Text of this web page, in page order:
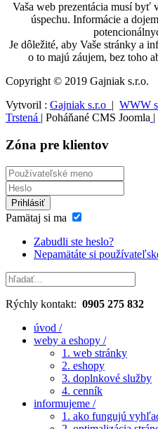
Vaša web prezentácia musí byť
úspechu. Informácie a
Je dôležité, aby Vaše stránky a
o to majú záujem, bez toho
Copyright © 2019 Gajniak s.r.o.
Vytvoril : Gajniak s.r.o | WWW
Trstená | Poháňané CMS Joomla
Zóna pre klientov
Prihlásiť
Pamätaj si ma
Zabudli ste heslo?
Nepamätáte si
Rýchly kontakt: 0905 275 832
úvod /
weby a eshopy /
1. web stránky
2. eshopy
3. doplnkové služby
4. cenník
informujeme /
1. ako fungujú